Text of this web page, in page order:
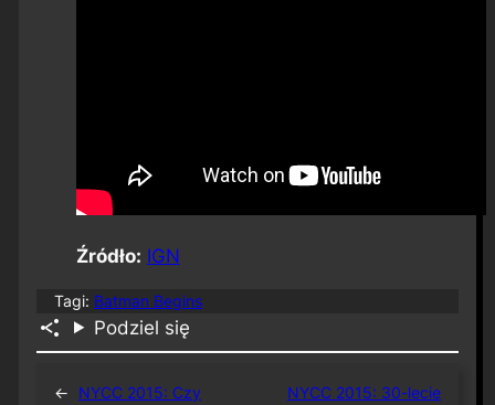
Źródło: IGN
Tagi: Batman Begins
Podziel się
←
NYCC 2015: Czy
NYCC 2015: 30-lecie